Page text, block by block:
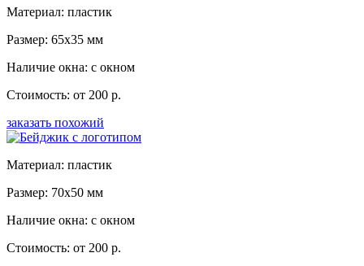
Материал: пластик
Размер: 65x35 мм
Наличие окна: с окном
Стоимость: от 200 р.
заказать похожий
Материал: пластик
Размер: 70x50 мм
Наличие окна: с окном
Стоимость: от 200 р.